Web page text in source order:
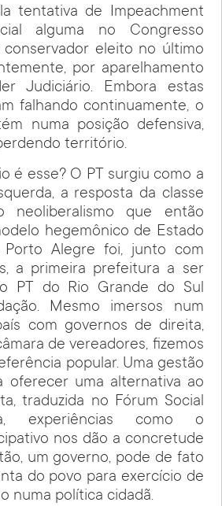
tentativa de Impeachment
alguma no Congresso
conservador eleito no último
por aparelhamento
Judiciário. Embora estas
falhando continuamente, o
numa posição defensiva,
território.
é esse? O PT surgiu como a
a resposta da classe
neoliberalismo que então
hegemônico de Estado
Porto Alegre foi, junto com
a primeira prefeitura a ser
PT do Rio Grande do Sul
Mesmo imersos num
com governos de direita,
de vereadores, fizemos
popular. Uma gestão
oferecer uma alternativa ao
traduzida no Fórum Social
experiências como o
nos dão a concretude
um governo, pode de fato
do povo para exercício de
numa política cidadã.